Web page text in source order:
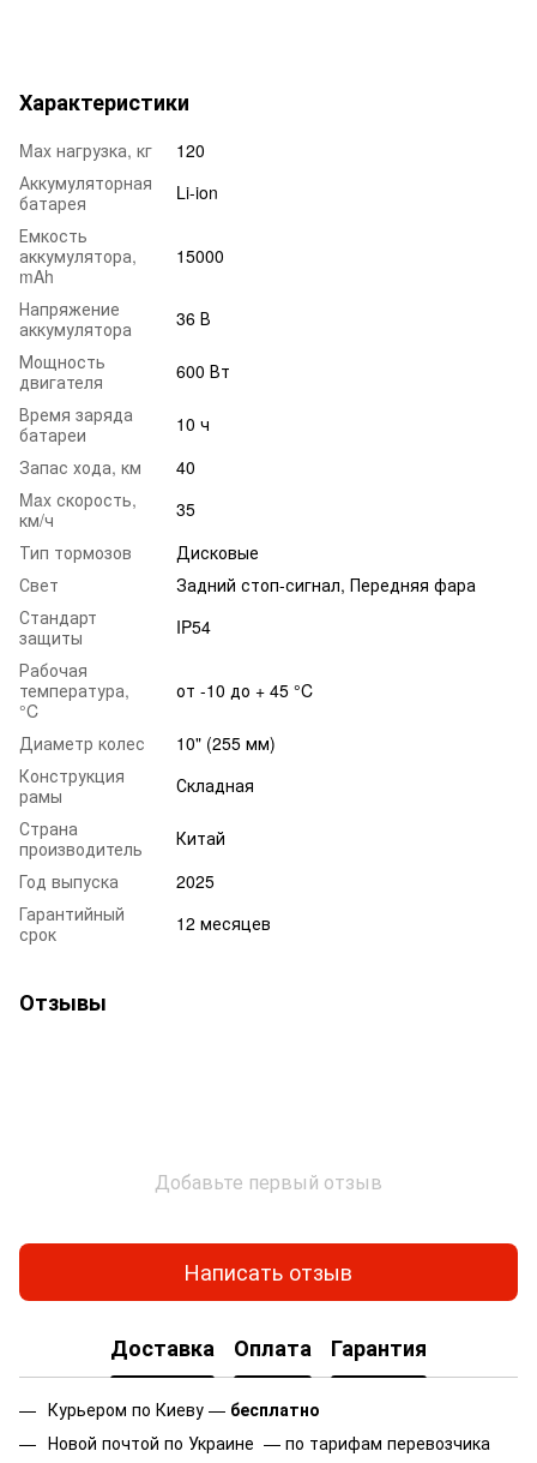
Характеристики
Mаx нагрузка, кг
120
Аккумуляторная
батарея
Li-ion
Емкость
аккумулятора,
mAh
15000
Напряжение
аккумулятора
36 В
Мощность
двигателя
600 Вт
Время заряда
батареи
10 ч
Запас хода, км
40
Max скорость,
км/ч
35
Тип тормозов
Дисковые
Свет
Задний стоп-сигнал, Передняя фара
Стандарт
защиты
IP54
Рабочая
температура,
°C
от -10 до + 45 °C
Диаметр колес
10" (255 мм)
Конструкция
рамы
Складная
Страна
производитель
Китай
Год выпуска
2025
Гарантийный
срок
12 месяцев
Отзывы
Добавьте первый отзыв
Написать отзыв
Доставка Оплата Гарантия
Курьером по Киеву — бесплатно
Новой почтой по Украине — по тарифам перевозчика